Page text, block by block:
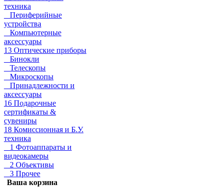
техника
Периферийные
устройства
Компьютерные
аксессуары
13 Оптические приборы
Бинокли
Телескопы
Микроскопы
Принадлежности и
аксессуары
16 Подарочные
сертификаты &
сувениры
18 Комиссионная и Б.У.
техника
1 Фотоаппараты и
видеокамеры
2 Объективы
3 Прочее
Ваша корзина